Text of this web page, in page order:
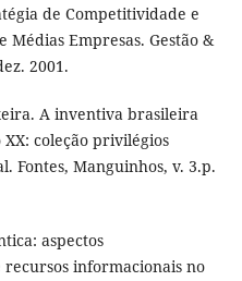
de Competitividade e
Médias Empresas. Gestão &
2001.
A inventiva brasileira
coleção privilégios
Fontes, Manguinhos, v. 3.p.
aspectos
informacionais no